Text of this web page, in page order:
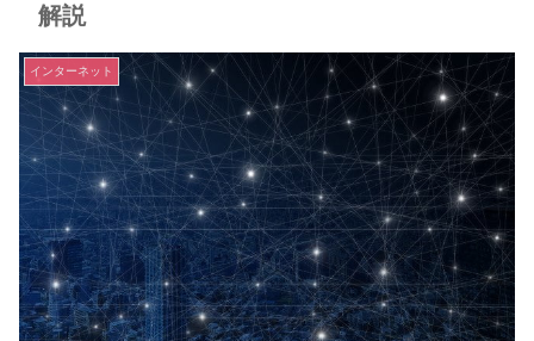
解説
インターネット